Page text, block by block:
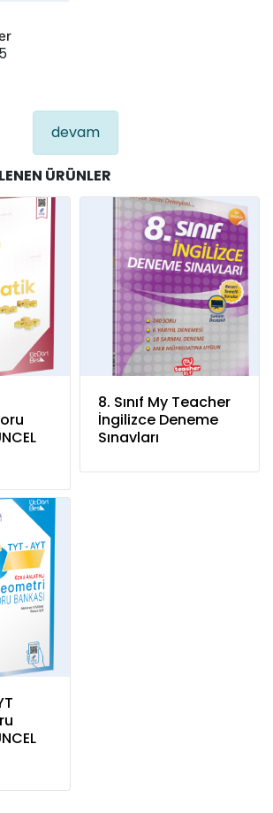
devam
ÜRÜNLER
8. Sınıf My Teacher
İngilizce Deneme
Sınavları